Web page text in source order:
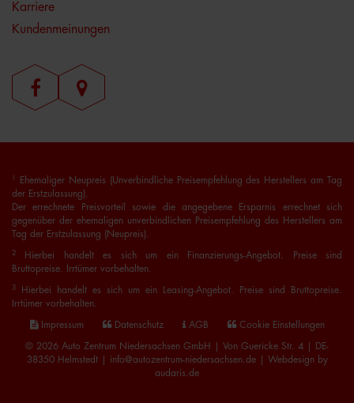
Karriere
Kundenmeinungen
1
Ehemaliger Neupreis (Unverbindliche Preisempfehlung des Herstellers am Tag
der Erstzulassung).
Der errechnete Preisvorteil sowie die angegebene Ersparnis errechnet sich
gegenüber der ehemaligen unverbindlichen Preisempfehlung des Herstellers am
Tag der Erstzulassung (Neupreis).
2
Hierbei handelt es sich um ein Finanzierungs-Angebot. Preise sind
Bruttopreise. Irrtümer vorbehalten.
3
Hierbei handelt es sich um ein Leasing-Angebot. Preise sind Bruttopreise.
Irrtümer vorbehalten.
Impressum Datenschutz AGB Cookie Einstellungen
© 2026 Auto Zentrum Niedersachsen GmbH | Von Guericke Str. 4 | DE-
38350 Helmstedt | info@autozentrum-niedersachsen.de | Webdesign by
audaris.de